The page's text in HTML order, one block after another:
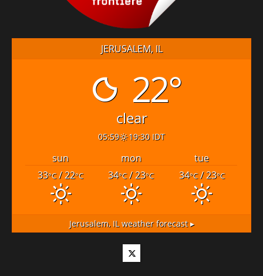
JERUSALEM, IL
22°
clear
05:59 19:30 IDT
sun mon
tue
33°C/ 22°C 34°C/ 23°C 34°C/ 23°C
Jerusalem, ILweather forecast ▸
Twitter